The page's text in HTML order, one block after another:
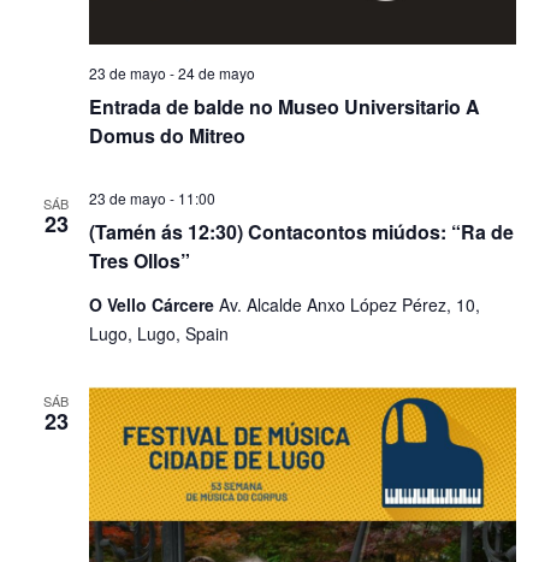
Entrada de balde no Museo Universitario A
Domus do Mitreo
23 de mayo -24 de mayo
SÁB
23
(Tamén ás 12:30) Contacontos miúdos: “Ra de
Tres Ollos”
23 de mayo - 11:00
O Vello Cárcere Av. Alcalde Anxo López Pérez, 10,
Lugo, Lugo, Spain
SÁB
23